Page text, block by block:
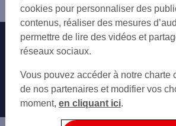
Nos engagements Nous
Autres sites SG
Professionnels
Entreprises
cookies pour personnaliser des
contenus, réaliser des mesures
permettre de lire des vidéos et
réseaux sociaux.
Vous pouvez accéder à notre charte
de nos partenaires et modifier vos
moment, en cliquant ici.